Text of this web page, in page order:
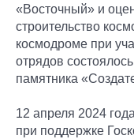
«Восточный» и
строительство
космодроме при
отрядов
памятника
12 апреля 2024
при поддержке